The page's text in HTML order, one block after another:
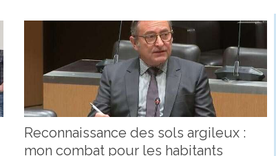
Reconnaissance des sols argileux :
mon combat pour les habitants